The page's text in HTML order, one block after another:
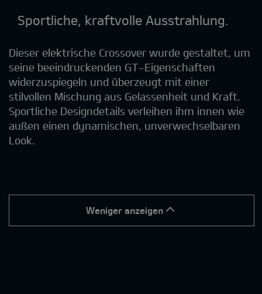
Sportliche, kraftvolle Ausstrahlung.
Dieser elektrische Crossover wurde gestaltet, um
seine beeindruckenden GT-Eigenschaften
widerzuspiegeln und überzeugt mit einer
stilvollen Mischung aus Gelassenheit und Kraft.
Sportliche Designdetails verleihen ihm innen wie
außen einen dynamischen, unverwechselbaren
Look.
Weniger anzeigen